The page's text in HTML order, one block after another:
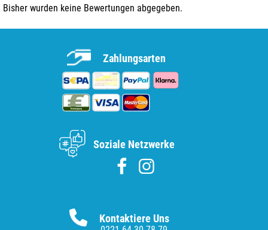
Bisher wurden keine Bewertungen abgegeben.
Kontaktiere Uns
Zahlungsarten
Soziale Netzwerke